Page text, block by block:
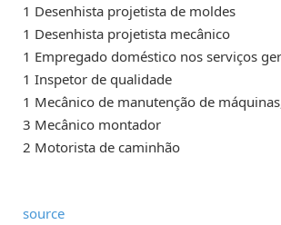
1 Desenhista projetista de moldes
1 Desenhista projetista mecânico
1 Empregado doméstico nos serviços
1 Inspetor de qualidade
1 Mecânico de manutenção de
3 Mecânico montador
2 Motorista de caminhão
source